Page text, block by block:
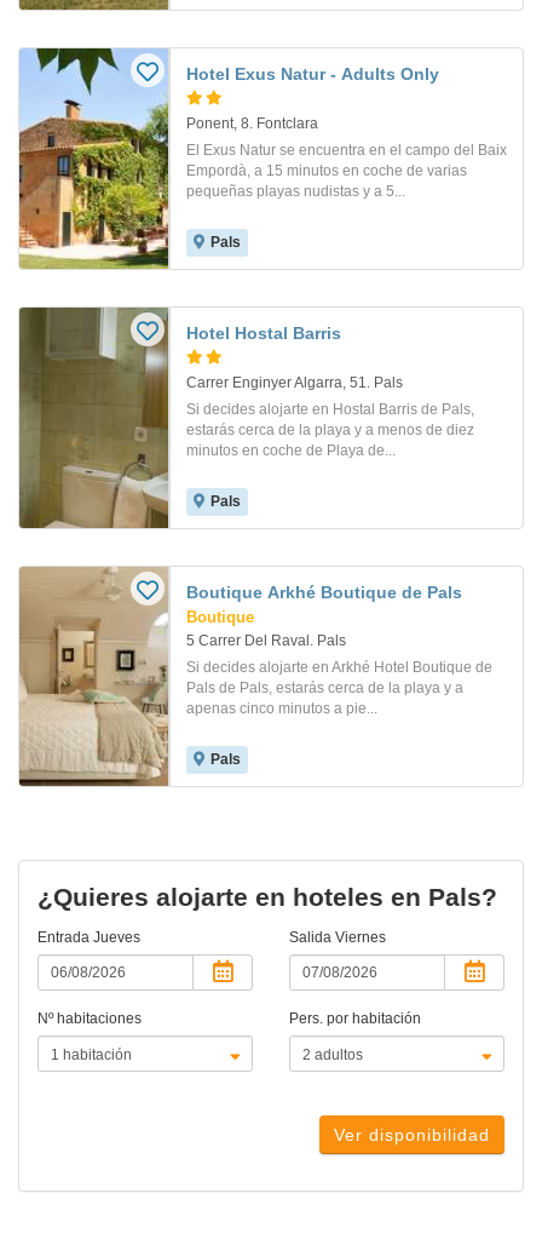
Hotel Exus Natur - Adults Only
Ponent, 8. Fontclara
El Exus Natur se encuentra en el campo del Baix
Empordà, a 15 minutos en coche de varias
pequeñas playas nudistas y a 5...
Pals
Hotel Hostal Barris
Carrer Enginyer Algarra, 51. Pals
Si decides alojarte en Hostal Barris de Pals,
estarás cerca de la playa y a menos de diez
minutos en coche de Playa de...
Pals
Boutique Arkhé Boutique de Pals
Boutique
5 Carrer Del Raval. Pals
Si decides alojarte en Arkhé Hotel Boutique de
Pals de Pals, estarás cerca de la playa y a
apenas cinco minutos a pie...
Pals
¿Quieres alojarte en hoteles en Pals?
Entrada Jueves Salida Viernes
Nº habitaciones Pers. por habitación
Ver disponibilidad